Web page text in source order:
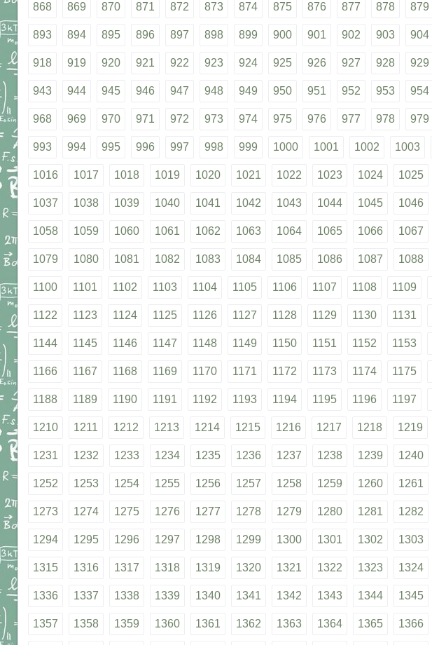
868 869 870 871 872 873 874 875 876 877 878 879
893 894 895 896 897 898 899 900 901 902 903 904
918 919 920 921 922 923 924 925 926 927 928 929
943 944 945 946 947 948 949 950 951 952 953 954
968 969 970 971 972 973 974 975 976 977 978 979
993 994 995 996 997 998 999 1000 1001 1002 1003
1016 1017 1018 1019 1020 1021 1022 1023 1024 1025
1037 1038 1039 1040 1041 1042 1043 1044 1045 1046
1058 1059 1060 1061 1062 1063 1064 1065 1066 1067
1079 1080 1081 1082 1083 1084 1085 1086 1087 1088
1100 1101 1102 1103 1104 1105 1106 1107 1108 1109
1122 1123 1124 1125 1126 1127 1128 1129 1130 1131
1144 1145 1146 1147 1148 1149 1150 1151 1152 1153
1166 1167 1168 1169 1170 1171 1172 1173 1174 1175
1188 1189 1190 1191 1192 1193 1194 1195 1196 1197
1210 1211 1212 1213 1214 1215 1216 1217 1218 1219
1231 1232 1233 1234 1235 1236 1237 1238 1239 1240
1252 1253 1254 1255 1256 1257 1258 1259 1260 1261
1273 1274 1275 1276 1277 1278 1279 1280 1281 1282
1294 1295 1296 1297 1298 1299 1300 1301 1302 1303
1315 1316 1317 1318 1319 1320 1321 1322 1323 1324
1336 1337 1338 1339 1340 1341 1342 1343 1344 1345
1357 1358 1359 1360 1361 1362 1363 1364 1365 1366